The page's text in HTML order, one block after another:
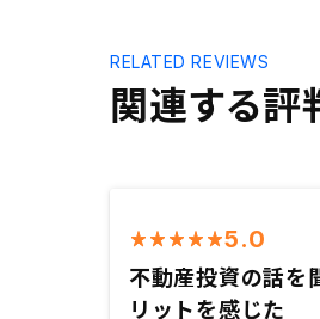
関連する評
RELATED REVIEWS
5.0
不動産投資の話を
リットを感じた